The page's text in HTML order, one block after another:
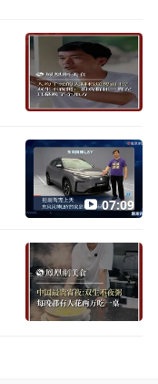
07:09